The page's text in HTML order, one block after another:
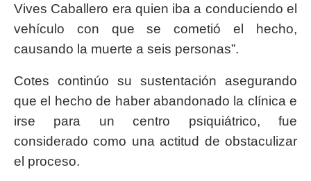
Vives Caballero era quien iba a conduciendo el
vehículo con que se cometió el hecho,
causando la muerte a seis personas”.
Cotes continúo su sustentación asegurando
que el hecho de haber abandonado la clínica e
irse para un centro psiquiátrico, fue
considerado como una actitud de obstaculizar
el proceso.